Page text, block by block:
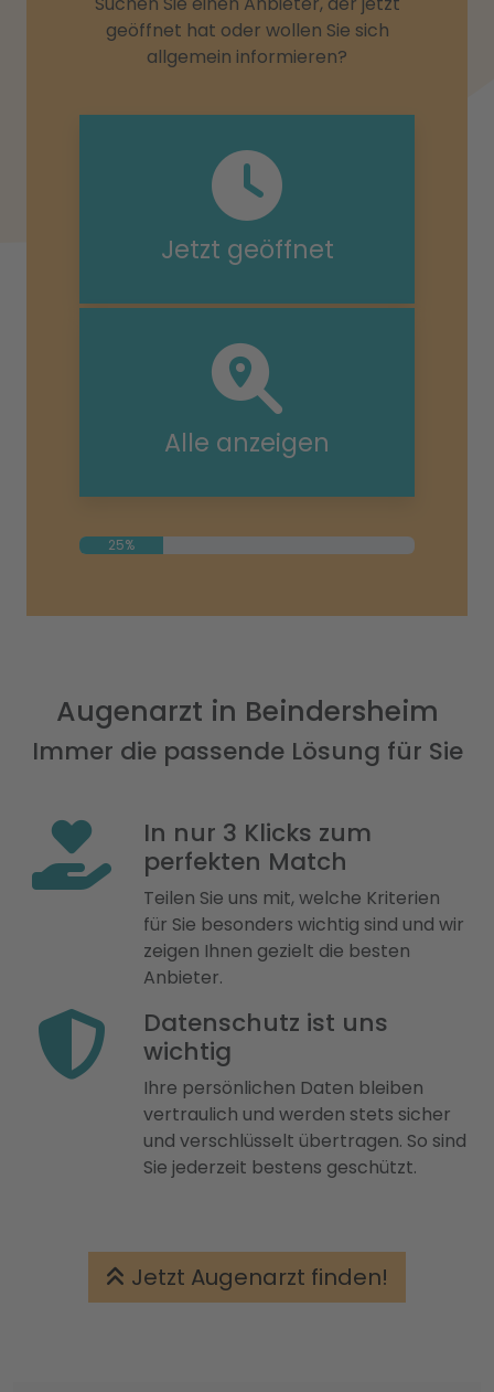
geöffnet hat oder wollen Sie sich
allgemein informieren?
Jetzt geöffnet
Alle anzeigen
25%
Augenarzt in Beindersheim
Immer die passende Lösung für Sie
In nur 3 Klicks zum
perfekten Match
Teilen Sie uns mit, welche Kriterien
für Sie besonders wichtig sind und wir
zeigen Ihnen gezielt die besten
Anbieter.
Datenschutz ist uns
wichtig
Ihre persönlichen Daten bleiben
vertraulich und werden stets sicher
und verschlüsselt übertragen. So sind
Sie jederzeit bestens geschützt.
Jetzt Augenarzt finden!